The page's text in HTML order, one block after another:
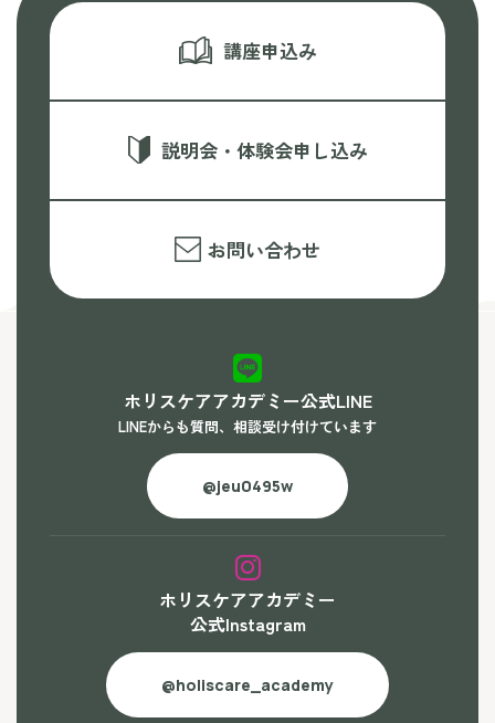
講座申込み
説明会・体験会申し込み
お問い合わせ
ホリスケアアカデミー公式LINE
LINEからも質問、相談受け付けています
@jeu0495w
ホリスケアアカデミー
公式Instagram
@holiscare_academy